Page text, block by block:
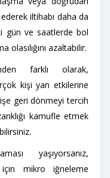
iltihabı daha da
gün ve saatlerde bol
azaltabilir.
farklı olarak,
kişi yan etkilerine
geri dönmeyi tercih
kamufle etmek
yaşıyorsanız,
mikro iğneleme